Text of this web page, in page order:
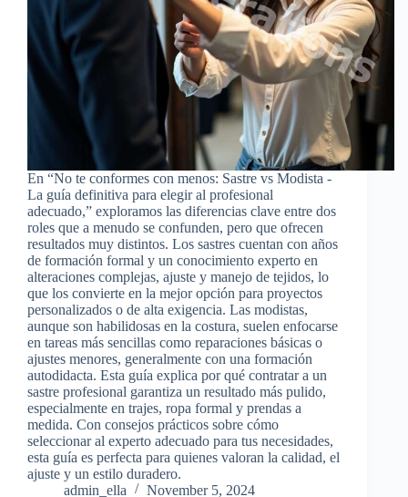
En “No te conformes con menos: Sastre vs Modista -
La guía definitiva para elegir al profesional
adecuado,” exploramos las diferencias clave entre dos
roles que a menudo se confunden, pero que ofrecen
resultados muy distintos. Los sastres cuentan con años
de formación formal y un conocimiento experto en
alteraciones complejas, ajuste y manejo de tejidos, lo
que los convierte en la mejor opción para proyectos
personalizados o de alta exigencia. Las modistas,
aunque son habilidosas en la costura, suelen enfocarse
en tareas más sencillas como reparaciones básicas o
ajustes menores, generalmente con una formación
autodidacta. Esta guía explica por qué contratar a un
sastre profesional garantiza un resultado más pulido,
especialmente en trajes, ropa formal y prendas a
medida. Con consejos prácticos sobre cómo
seleccionar al experto adecuado para tus necesidades,
esta guía es perfecta para quienes valoran la calidad, el
ajuste y un estilo duradero.
admin_ella
November 5, 2024